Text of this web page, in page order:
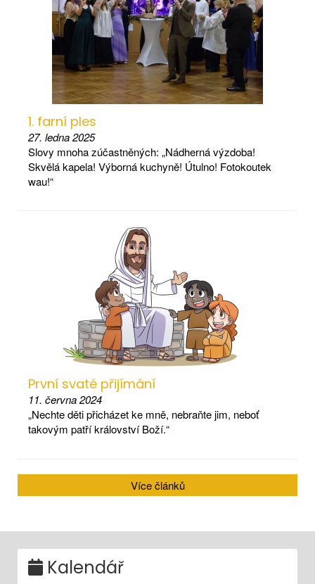
1. farní ples
27. ledna 2025
Slovy mnoha zúčastněných: „Nádherná výzdoba!
Skvělá kapela! Výborná kuchyně! Útulno! Fotokoutek
wau!“
První svaté přijímání
11. června 2024
„Nechte děti přicházet ke mně, nebraňte jim, neboť
takovým patří království Boží.“
Více článků
Kalendář